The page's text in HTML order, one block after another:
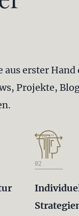
aus erster Hand
Projekte,
02